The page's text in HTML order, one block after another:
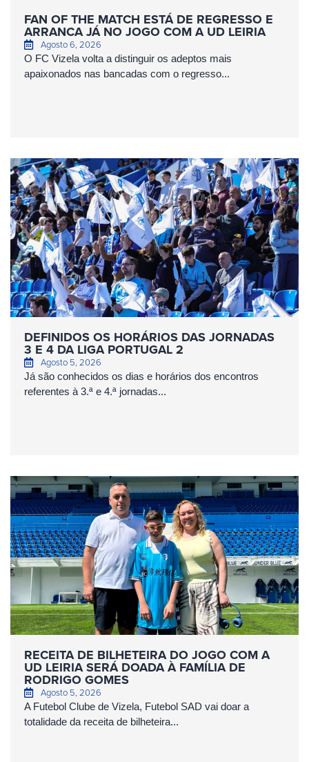
FAN OF THE MATCH ESTÁ DE REGRESSO E
ARRANCA JÁ NO JOGO COM A UD LEIRIA
Agosto 6, 2026
O FC Vizela volta a distinguir os adeptos mais
apaixonados nas bancadas com o regresso...
DEFINIDOS OS HORÁRIOS DAS JORNADAS
3 E 4 DA LIGA PORTUGAL 2
Agosto 5, 2026
Já são conhecidos os dias e horários dos encontros
referentes à 3.ª e 4.ª jornadas...
RECEITA DE BILHETEIRA DO JOGO COM A
UD LEIRIA SERÁ DOADA À FAMÍLIA DE
RODRIGO GOMES
Agosto 5, 2026
A Futebol Clube de Vizela, Futebol SAD vai doar a
totalidade da receita de bilheteira...